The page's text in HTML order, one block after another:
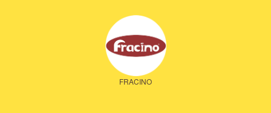
FRACINO